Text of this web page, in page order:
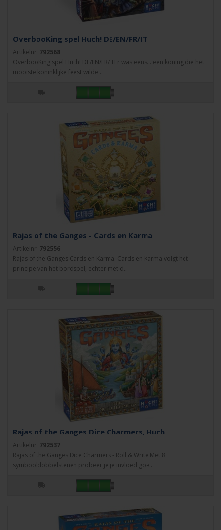
OverbooKing spel Huch! DE/EN/FR/IT
Artikelnr: 792568
OverbooKing spel Huch! DE/EN/FR/ITEr was eens... een koning die het
mooiste koninklijke feest wilde ..
Rajas of the Ganges - Cards en Karma
Artikelnr: 792556
Rajas of the Ganges Cards en Karma. Cards en Karma volgt het
principe van het bordspel, echter met d..
Rajas of the Ganges Dice Charmers, Huch
Artikelnr: 792537
Rajas of the Ganges Dice Charmers - Roll & Write Met 8
symbooldobbelstenen probeer je je invloed goe..